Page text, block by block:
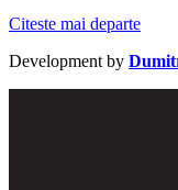
Citeste mai departe
Development by